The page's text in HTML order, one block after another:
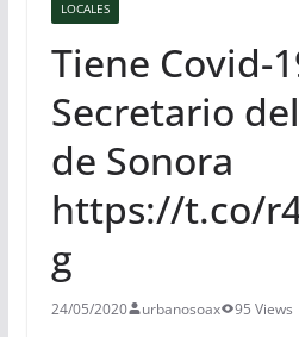
LOCALES
Tiene Covid-
Secretario
de Sonora
https://t.co/
g
24/05/2020 urbanosoax 95 Views